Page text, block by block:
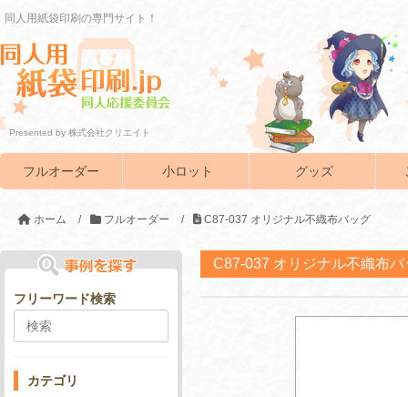
同人用紙袋印刷の専門サイト！
Presented by 株式会社クリエイト
フルオーダー 小ロット グッズ
ホーム / フルオーダー / C87-037 オリジナル不織布バッグ
C87-037 オリジナル不織布バ
フリーワード検索
カテゴリ